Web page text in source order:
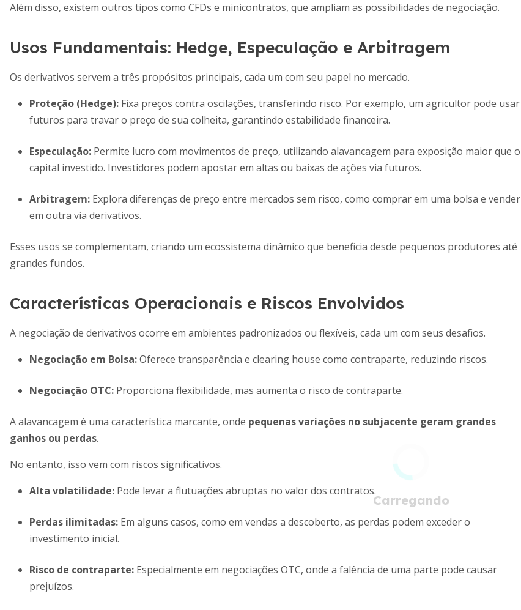
Além disso, existem outros tipos como CFDs e minicontratos, que ampliam as possibilidades de negociação.
Usos Fundamentais: Hedge, Especulação e Arbitragem
Os derivativos servem a três propósitos principais, cada um com seu papel no mercado.
Proteção (Hedge): Fixa preços contra oscilações, transferindo risco. Por exemplo, um agricultor pode usar
futuros para travar o preço de sua colheita, garantindo estabilidade financeira.
Especulação: Permite lucro com movimentos de preço, utilizando alavancagem para exposição maior que o
capital investido. Investidores podem apostar em altas ou baixas de ações via futuros.
Arbitragem: Explora diferenças de preço entre mercados sem risco, como comprar em uma bolsa e vender
em outra via derivativos.
Esses usos se complementam, criando um ecossistema dinâmico que beneficia desde pequenos produtores até
grandes fundos.
Características Operacionais e Riscos Envolvidos
A negociação de derivativos ocorre em ambientes padronizados ou flexíveis, cada um com seus desafios.
Negociação em Bolsa:Oferece transparência e clearing house como contraparte, reduzindo riscos.
Negociação OTC: Proporciona flexibilidade, mas aumenta o risco de contraparte.
A alavancagem é uma característica marcante, onde pequenas variações no subjacente geram grandes
ganhos ou perdas.
No entanto, isso vem com riscos significativos.
Alta volatilidade: Pode levar a flutuações abruptas no valor dos contratos.
Perdas ilimitadas: Em alguns casos, como em vendas a descoberto, as perdas podem exceder o
investimento inicial.
Risco de contraparte: Especialmente em negociações OTC, onde a falência de uma parte pode causar
prejuízos.